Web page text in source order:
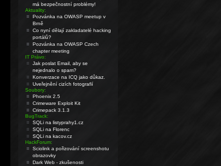
má bezpečnostní problémy!
Aktuality:
Pozvánka na OWASP meetup v
Brně
Co nyní dělají zakladatelé hacking
portálů?
Pozvánka na OWASP Czech
chapter meeting
IT Právo:
Jak poslat Email, aby se
nejednalo o spam?
Konverzace na ICQ jako důkaz.
Uveřejnění cizích fotografií
Soubory:
Phoenix 2.5
Crimeware Exploit Kit
Crimepack 3.1.3
BugTrack:
SQLi na listyprahy1.cz
SQLi na Florenc
SQLi na kacov.cz
HackForum:
Sciolink a pořizování screenshotu
obrazovky
Dark Web - zkušenosti